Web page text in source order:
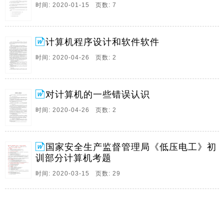
（2008年9月25日山西省第十一届人民代表大会常务委
员会第六次会议通过） 山西省人民代表大会常务委员会
公告 山西省计算机信息系统安全保护条例已由山西省第
十一。
6、2014年计算机二级office高级应用考试基础知识 1 /
11 计算机的发展、类型及其应用领域。 1. 计算机
(computer)是一种能自动、高速进行大量算术运算和逻
辑运算的电子设备。 其 特点为：速度快、精度高、存储
容量大、通。
7、软 件总的来说，软件就是指用以指挥计算机运行活
动所使用的程序。有两类软件：应用软件和系统软件。
程序员设计和编制应用软件来完成面向用户的某些应
用，诸如收帐和工资系统等。系统软件更为通用，通常
是独立于应用的。它支持基本的计算机功能以及所有的
应用领域(而不是特殊的应用)。 系统软件 可以将系统软
件从逻辑上分成主要的几类。下面我们对每一类作概括
时间: 2020-01-15 页数: 7
计算机程序设计和软件软件
时间: 2020-04-26 页数: 2
对计算机的一些错误认识
时间: 2020-04-26 页数: 2
国家安全生产监督管理局《低压电工》初
训部分计算机考题
时间: 2020-03-15 页数: 29